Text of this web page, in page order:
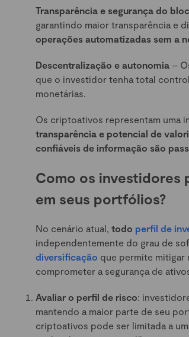
Transparência e segurança do
garantindo maior transparência e
operações automatizadas sem a
Descentralização e autonomia –
que o investidor tenha total
monetárias.
Os criptoativos representam uma
transparência e potencial de
confiáveis de informação são
Como os
em seus portfólios?
No cenário atual, todo perfil de
independentemente do grau de
diversificação que permite
comprometer a segurança de
Avaliar o perfil de risco:
mantendo a maior parte de seu
criptoativos pode ser limitada a